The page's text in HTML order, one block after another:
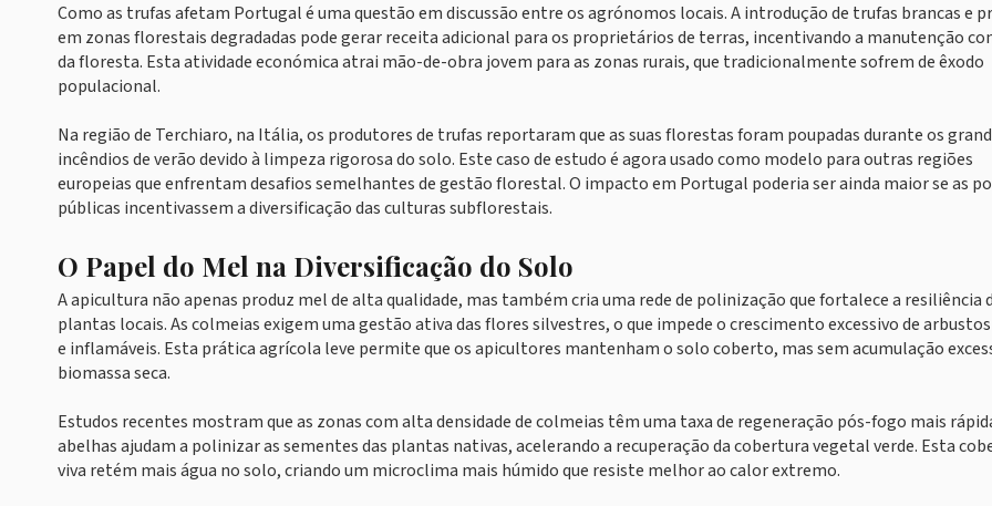
Como as trufas afetam Portugal é uma questão em discussão entre os agrónomos locais. A introdução de trufas brancas e
em zonas florestais degradadas pode gerar receita adicional para os proprietários de terras, incentivando a manutenção
da floresta. Esta atividade económica atrai mão-de-obra jovem para as zonas rurais, que tradicionalmente sofrem de êxodo
populacional.
Na região de Terchiaro, na Itália, os produtores de trufas reportaram que as suas florestas foram poupadas durante os
incêndios de verão devido à limpeza rigorosa do solo. Este caso de estudo é agora usado como modelo para outras regiões
europeias que enfrentam desafios semelhantes de gestão florestal. O impacto em Portugal poderia ser ainda maior se as
públicas incentivassem a diversificação das culturas subflorestais.
O Papel do Mel na Diversificação do Solo
A apicultura não apenas produz mel de alta qualidade, mas também cria uma rede de polinização que fortalece a resiliência
plantas locais. As colmeias exigem uma gestão ativa das flores silvestres, o que impede o crescimento excessivo de
e inflamáveis. Esta prática agrícola leve permite que os apicultores mantenham o solo coberto, mas sem acumulação
biomassa seca.
Estudos recentes mostram que as zonas com alta densidade de colmeias têm uma taxa de regeneração pós-fogo mais
abelhas ajudam a polinizar as sementes das plantas nativas, acelerando a recuperação da cobertura vegetal verde. Esta
viva retém mais água no solo, criando um microclima mais húmido que resiste melhor ao calor extremo.